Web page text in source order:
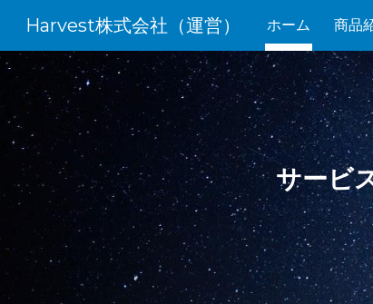
Harvest株式会社（運営） ホーム 商品
サービ